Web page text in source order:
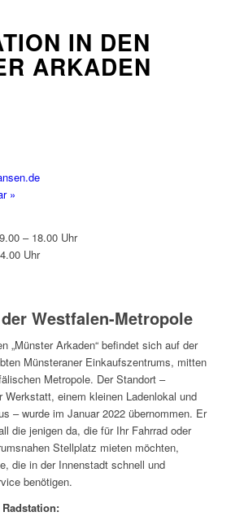
IN DEN
ARKADEN
»
– 18.00 Uhr
Uhr
Westfalen-Metropole
„Münster Arkaden“ befindet sich auf der
Münsteraner Einkaufszentrums, mitten
Metropole. Der Standort –
Werkstatt, einem kleinen Ladenlokal und
– wurde im Januar 2022 übernommen. Er
die jenigen da, die für Ihr Fahrrad oder
Stellplatz mieten möchten,
die in der Innenstadt schnell und
benötigen.